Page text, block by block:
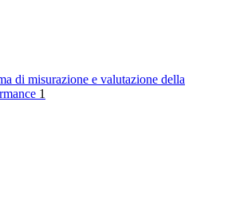
di misurazione e valutazione della
1